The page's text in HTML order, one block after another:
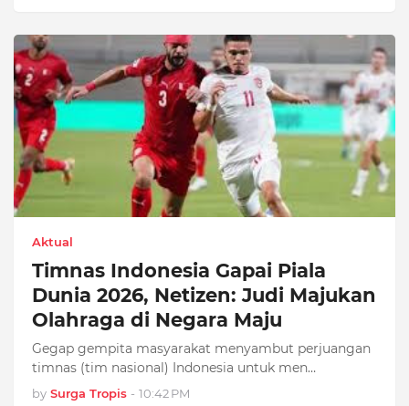
Aktual
Timnas Indonesia Gapai Piala
Dunia 2026, Netizen: Judi Majukan
Olahraga di Negara Maju
Gegap gempita masyarakat menyambut perjuangan
timnas (tim nasional) Indonesia untuk men…
by Surga Tropis - 10:42 PM